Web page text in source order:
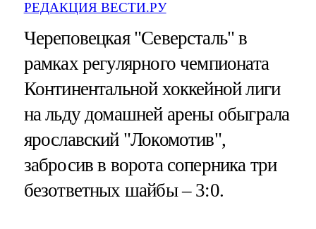
РЕДАКЦИЯ ВЕСТИ.РУ
Череповецкая "Северсталь" в
рамках регулярного чемпионата
Континентальной хоккейной лиги
на льду домашней арены обыграла
ярославский "Локомотив",
забросив в ворота соперника три
безответных шайбы – 3:0.